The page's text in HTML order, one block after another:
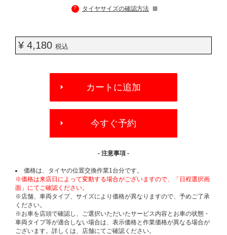
? タイヤサイズの確認方法
¥ 4,180 税込
OPTIONS
カートに追加
今すぐ予約
- 注意事項 -
価格は、タイヤの位置交換作業1台分です。
※価格は来店日によって変動する場合がございますので、「日程選択画
面」にてご確認ください。
※店舗、車両タイプ、サイズにより価格が異なりますので、予めご了承
ください。
※お車を店頭で確認し、ご選択いただいたサービス内容とお車の状態・
車両タイプ等が適合しない場合は、表示価格と作業価格が異なる場合が
ございます。詳しくは、店舗にてご確認ください。